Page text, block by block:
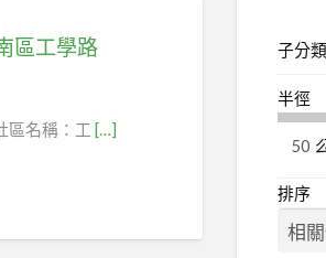
賣
區工學路
區名稱：工 […]
子分類
半徑
排序